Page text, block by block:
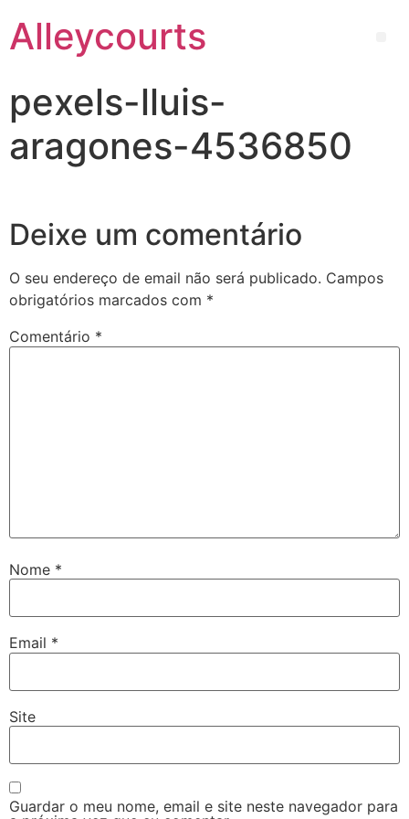
Alleycourts
pexels-lluis-
aragones-4536850
Deixe um comentário
O seu endereço de email não será publicado. Campos
obrigatórios marcados com *
Comentário *
Nome *
Email *
Site
Guardar o meu nome, email e site neste navegador para